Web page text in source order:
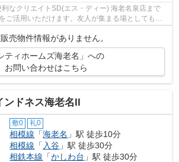
なクリエイトSD(エス・ディー) 海老名泉店まで
ご活用いただけます。友人が集まる場としてもぴ
売物件情報がありません。
ティホームズ海老名」への
お問い合わせはこちら
ンドネス海老名II
敷0 礼0
相模線 「海老名 」駅 徒歩10分
相模線 「 入谷 」駅 徒歩30分
相鉄本線 「かしわ台 」駅 徒歩30分